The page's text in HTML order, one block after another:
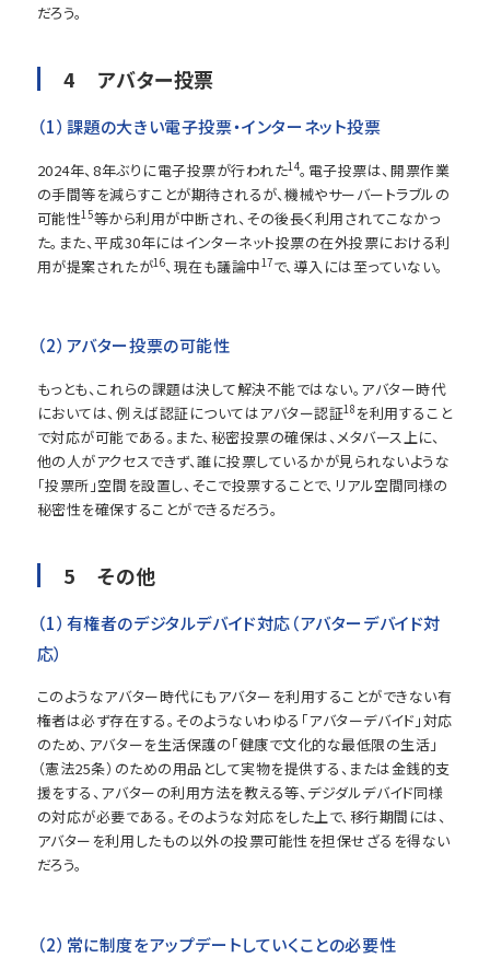
だろう。
4 アバター投票
（1）課題の大きい電子投票・インターネット投票
2024年、8年ぶりに電子投票が行われた14。電子投票は、開票作業
の手間等を減らすことが期待されるが、機械やサーバートラブルの
可能性15等から利用が中断され、その後長く利用されてこなかっ
た。また、平成30年にはインターネット投票の在外投票における利
用が提案されたが16、現在も議論中 17で、導入には至っていない。
（2）アバター投票の可能性
もっとも、これらの課題は決して解決不能ではない。アバター時代
においては、例えば認証についてはアバター認証18 を利用すること
で対応が可能である。また、秘密投票の確保は、メタバース上に、
他の人がアクセスできず、誰に投票しているかが見られないような
「投票所」空間を設置し、そこで投票することで、リアル空間同様の
秘密性を確保することができるだろう。
5 その他
（1）有権者のデジタルデバイド対応（アバターデバイド対
応）
このようなアバター時代にもアバターを利用することができない有
権者は必ず存在する。そのようないわゆる「アバターデバイド」対応
のため、アバターを生活保護の「健康で文化的な最低限の生活」
（憲法25条）のための用品として実物を提供する、または金銭的支
援をする、アバターの利用方法を教える等、デジダルデバイド同様
の対応が必要である。そのような対応をした上で、移行期間には、
アバターを利用したもの以外の投票可能性を担保せざるを得ない
だろう。
（2）常に制度をアップデートしていくことの必要性